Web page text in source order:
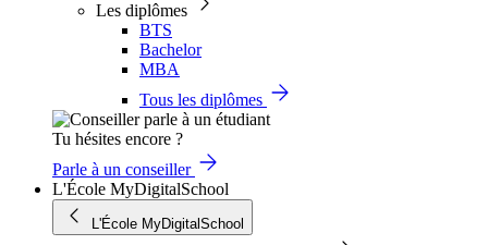
Les diplômes
BTS
Bachelor
MBA
Tous les diplômes
Tu hésites encore ?
Parle à un conseiller
L'École MyDigitalSchool
L'École MyDigitalSchool